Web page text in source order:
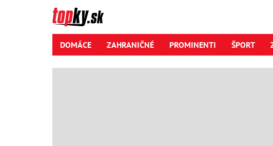
DOMÁCE ZAHRANIČNÉ PROMINENTI ŠPORT